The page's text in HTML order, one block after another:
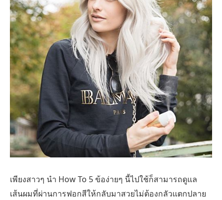
เพียงสาวๆ นำ How To 5 ข้อง่ายๆ นี้ไปใช้ก็สามารถดูแล
เส้นผมที่ผ่านการฟอกสีให้กลับมาสวยไม่ต้องกลัวแตกปลาย